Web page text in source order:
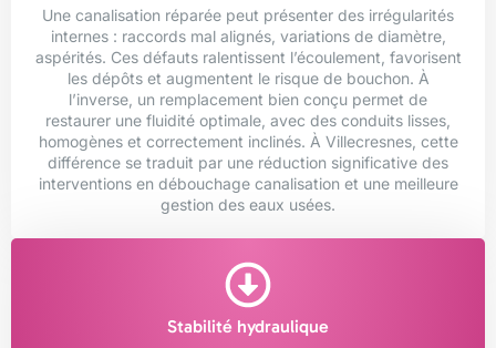
Une canalisation réparée peut présenter des irrégularités
internes : raccords mal alignés, variations de diamètre,
aspérités. Ces défauts ralentissent l’écoulement, favorisent
les dépôts et augmentent le risque de bouchon. À
l’inverse, un remplacement bien conçu permet de
restaurer une fluidité optimale, avec des conduits lisses,
homogènes et correctement inclinés. À Villecresnes, cette
différence se traduit par une réduction significative des
interventions en débouchage canalisation et une meilleure
gestion des eaux usées.
Stabilité hydraulique